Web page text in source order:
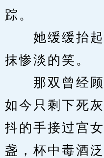
踪。
她缓缓抬起
抹惨淡的笑。
那双曾经顾
如今只剩下死
抖的手接过宫
盏，杯中毒酒